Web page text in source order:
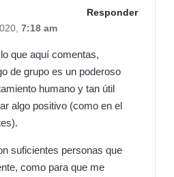
Responder
7:18 am
que aquí comentas,
de grupo es un poderoso
humano y tan útil
algo positivo (como en el
suficientes personas que
como para que me